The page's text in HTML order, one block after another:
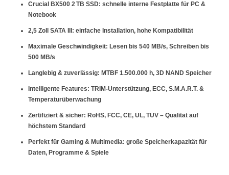
Crucial BX500 2 TB SSD: schnelle interne Festplatte für PC &
Notebook
2,5 Zoll SATA III: einfache Installation, hohe Kompatibilität
Maximale Geschwindigkeit: Lesen bis 540 MB/s, Schreiben bis
500 MB/s
Langlebig & zuverlässig: MTBF 1.500.000 h, 3D NAND Speicher
Intelligente Features: TRIM-Unterstützung, ECC, S.M.A.R.T. &
Temperaturüberwachung
Zertifiziert & sicher: RoHS, FCC, CE, UL, TUV – Qualität auf
höchstem Standard
Perfekt für Gaming & Multimedia: große Speicherkapazität für
Daten, Programme & Spiele